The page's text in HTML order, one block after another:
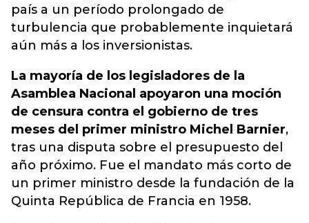
país a un período prolongado de
turbulencia que probablemente inquietará
aún más a los inversionistas.
La mayoría de los legisladores de la
Asamblea Nacional apoyaron una moción
de censura contra el gobierno de tres
meses del primer ministro Michel Barnier,
tras una disputa sobre el presupuesto del
año próximo. Fue el mandato más corto de
un primer ministro desde la fundación de la
Quinta República de Francia en 1958.